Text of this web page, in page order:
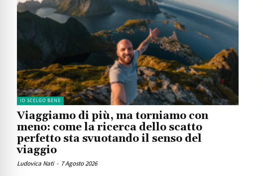
IO SCELGO BENE
Viaggiamo di più, ma torniamo con
meno: come la ricerca dello scatto
perfetto sta svuotando il senso del
viaggio
Ludovica Nati - 7 Agosto 2026